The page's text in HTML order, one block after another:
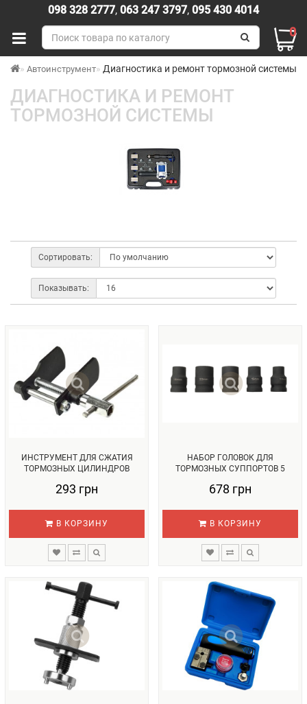
098 328 2777, 063 247 3797, 095 430 4014
0
Автоинструмент Диагностика и ремонт тормозной системы
ДИАГНОСТИКА И РЕМОНТ
ТОРМОЗНОЙ СИСТЕМЫ
Сортировать:
Показывать:
ИНСТРУМЕНТ ДЛЯ СЖАТИЯ
ТОРМОЗНЫХ ЦИЛИНДРОВ
293 грн
В КОРЗИНУ
НАБОР ГОЛОВОК ДЛЯ
ТОРМОЗНЫХ СУППОРТОВ 5
678 грн
В КОРЗИНУ